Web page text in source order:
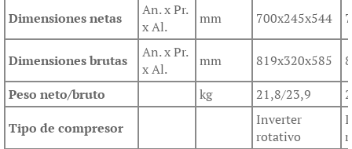
Dimensiones netas
An. x Pr.
x Al.
mm 700x245x544
Dimensiones brutas
An. x Pr.
x Al.
mm 819x320x585
Peso neto/bruto
kg 21,8/23,9
Tipo de compresor
Inverter
rotativo